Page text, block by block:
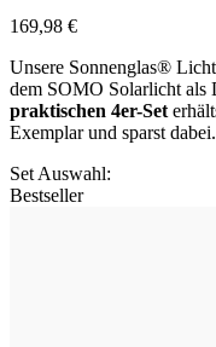
169,98 €
Unsere Sonnenglas®
dem SOMO Solarlicht als
praktischen 4er-Set
Exemplar und sparst dabei.
Set Auswahl:
Bestseller